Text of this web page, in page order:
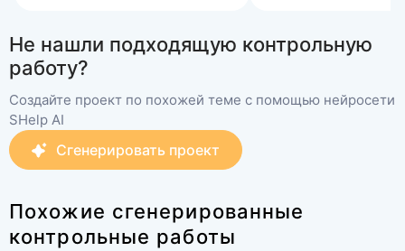
Не нашли подходящую контрольную
работу?
Создайте проект по похожей теме с помощью нейросети
SHelp AI
Сгенерировать проект
Похожие сгенерированные
контрольные работы